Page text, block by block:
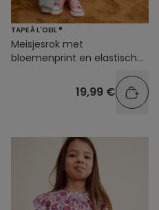
TAPE À L'OEIL ®
Meisjesrok met
bloemenprint en elastische
19,99 €